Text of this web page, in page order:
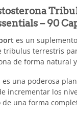
– 90
es un
tribulus terrestris
de forma natural
una poderosa
incrementar los
una forma